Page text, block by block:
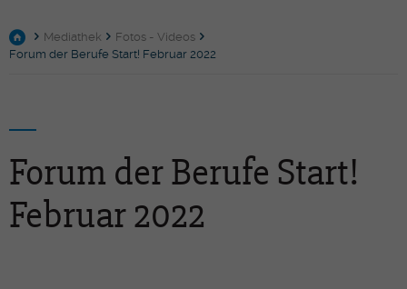
Mediathek
Fotos - Videos
Forum der Berufe Start! Februar 2022
Forum der Berufe Start!
Februar 2022